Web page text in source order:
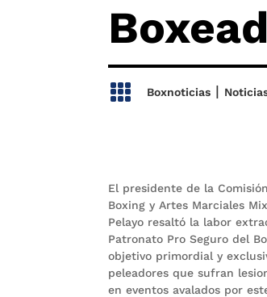
 Boxnoticias|
El presidente de la
Boxing y Artes Marciales
Pelayo resaltó la labor
Patronato Pro Seguro del
objetivo primordial y
peleadores que sufran
en eventos avalados por